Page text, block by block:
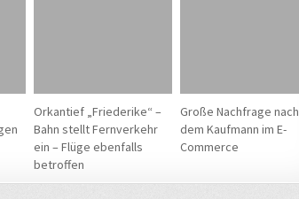
Orkantief „Friederike“ –
Bahn stellt Fernverkehr
ein – Flüge ebenfalls
betroffen
Große Nachfrage nach
dem Kaufmann im E-
Commerce